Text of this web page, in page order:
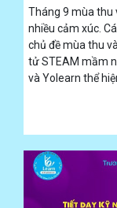
Tháng 9 mùa thu
nhiều cảm xúc.
chủ đề mùa thu
tử STEAM mầm
và Yolearn thể